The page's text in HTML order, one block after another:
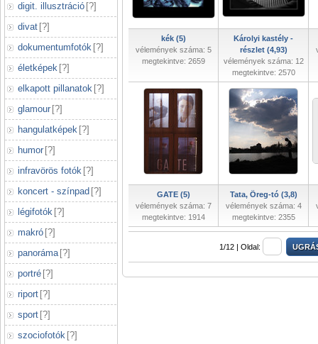
digit. illusztráció [?]
divat [?]
dokumentumfotók [?]
életképek [?]
elkapott pillanatok [?]
glamour [?]
hangulatképek [?]
humor [?]
infravörös fotók [?]
koncert - színpad [?]
légifotók [?]
makró [?]
panoráma [?]
portré [?]
riport [?]
sport [?]
szociofotók [?]
kék (5)
vélemények száma: 5
megtekintve: 2659
Károlyi kastély -
részlet (4,93)
vélemények száma: 12
megtekintve: 2570
GATE (5)
vélemények száma: 7
megtekintve: 1914
Tata, Öreg-tó (3,8)
vélemények száma: 4
megtekintve: 2355
1/12 | Oldal: